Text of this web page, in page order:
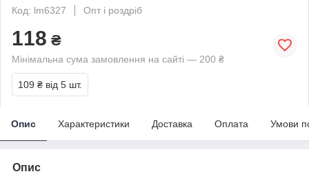
Код: lm6327
Опт і роздріб
118 ₴
Мінімальна сума замовлення на сайті — 200 ₴
109 ₴ від 5 шт.
Опис Характеристики Доставка Оплата Умови
Опис